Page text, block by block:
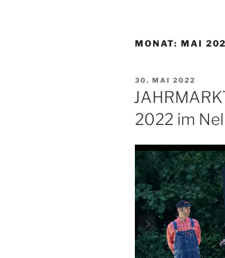
MONAT: MAI
VERÖFFENTLICHT
AM
30. MAI 2022
2022 im